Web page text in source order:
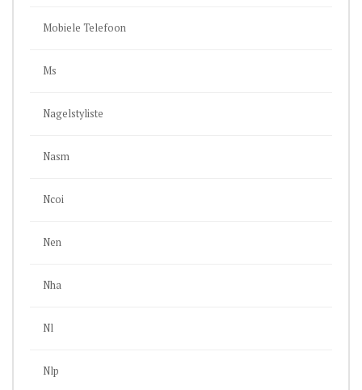
Mobiele Telefoon
Ms
Nagelstyliste
Nasm
Ncoi
Nen
Nha
Nl
Nlp